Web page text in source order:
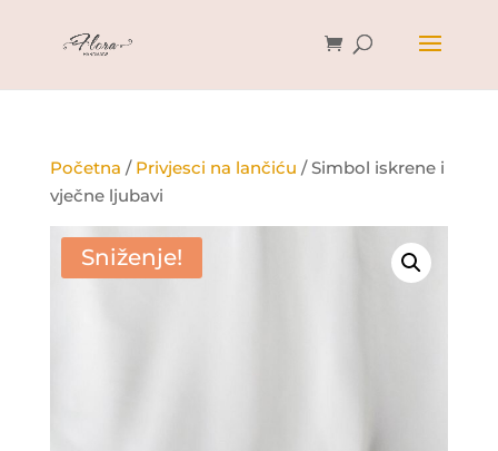
Početna / Privjesci na lančiću / Simbol iskrene i
vječne ljubavi
Sniženje!